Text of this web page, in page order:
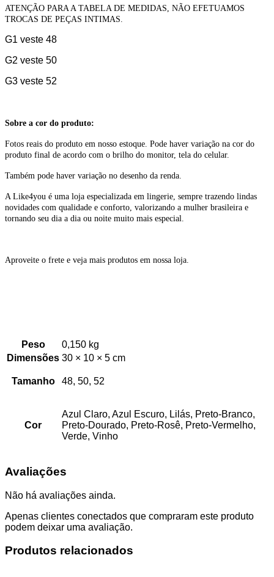
ATENÇÃO PARA A TABELA DE MEDIDAS, NÃO EFETUAMOS
TROCAS DE PEÇAS INTIMAS.
G1 veste 48
G2 veste 50
G3 veste 52
Sobre a cor do produto:
Fotos reais do produto em nosso estoque. Pode haver variação na cor do
produto final de acordo com o brilho do monitor, tela do celular.
Também pode haver variação no desenho da renda.
A Like4you é uma loja especializada em lingerie, sempre trazendo lindas
novidades com qualidade e conforto, valorizando a mulher brasileira e
tornando seu dia a dia ou noite muito mais especial.
Aproveite o frete e veja mais produtos em nossa loja.
Peso
0,150 kg
Dimensões 30 × 10 × 5 cm
Tamanho 48, 50, 52
Cor
Azul Claro, Azul Escuro, Lilás, Preto-Branco,
Preto-Dourado, Preto-Rosê, Preto-Vermelho,
Verde, Vinho
Avaliações
Não há avaliações ainda.
Apenas clientes conectados que compraram este produto
podem deixar uma avaliação.
Produtos relacionados